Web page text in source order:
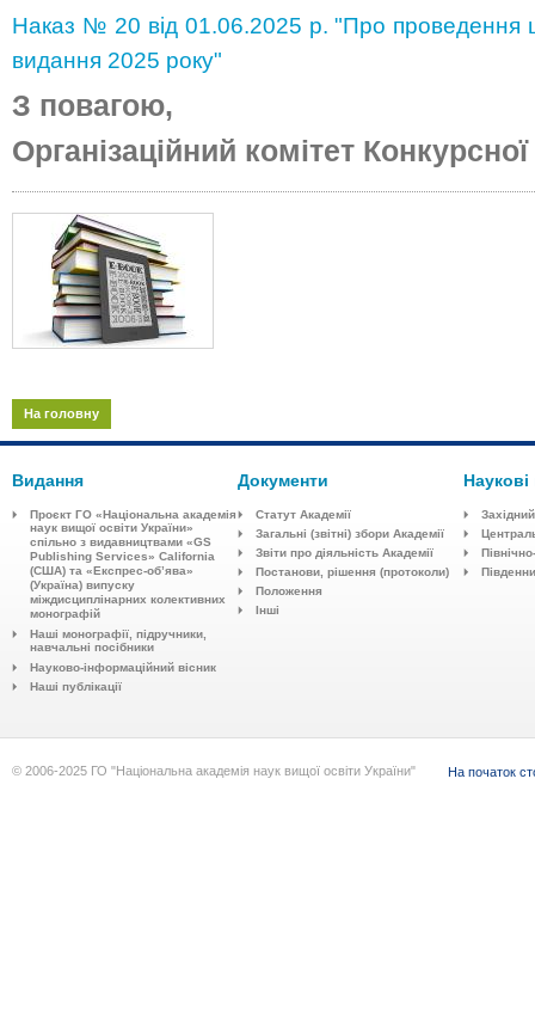
Наказ № 20 від 01.06.2025 р. "Про проведення
видання 2025 року"
З повагою,
Організаційний комітет Конкурсної
На головну
Видання
Проєкт ГО «Національна академія
наук вищої освіти України»
спільно з видавництвaми «GS
Publishing Services» California
(США) та «Експрес-об’ява»
(Україна) випуску
міждисциплінарних колективних
монографій
Наші монографії, підручники,
навчальні посібники
Науково-інформаційний вісник
Наші публікації
Документи
Статут Академії
Загальні (звітні) збори Академії
Звіти про діяльність Академії
Постанови, рішення (протоколи)
Положення
Інші
Західний
© 2006-2025 ГО "Національна академія наук вищої освіти України" На початок